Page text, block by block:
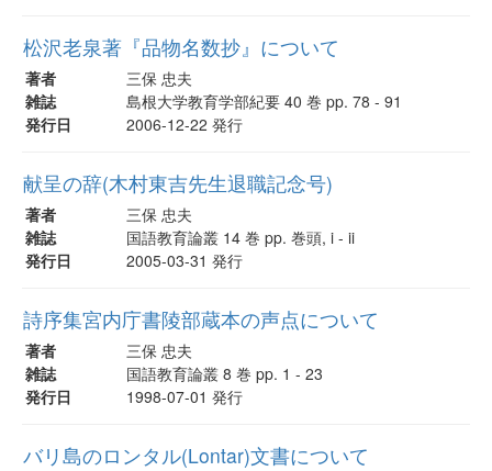
松沢老泉著『品物名数抄』について
著者
三保 忠夫
雑誌
島根大学教育学部紀要 40 巻 pp. 78 - 91
発行日
2006-12-22 発行
献呈の辞(木村東吉先生退職記念号)
著者
三保 忠夫
雑誌
国語教育論叢 14 巻 pp. 巻頭, i - ii
発行日
2005-03-31 発行
詩序集宮内庁書陵部蔵本の声点について
著者
三保 忠夫
雑誌
国語教育論叢 8 巻 pp. 1 - 23
発行日
1998-07-01 発行
バリ島のロンタル(Lontar)文書について